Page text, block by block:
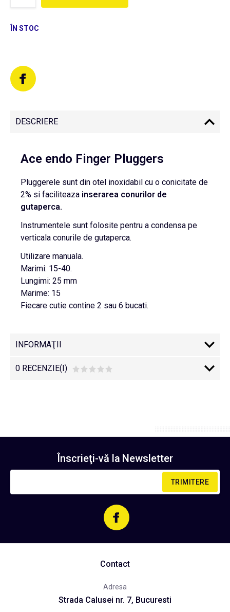
ÎN STOC
DESCRIERE
Ace endo Finger Pluggers
Pluggerele sunt din otel inoxidabil cu o conicitate de
2% si faciliteaza inserarea conurilor de
gutaperca.
Instrumentele sunt folosite pentru a condensa pe
verticala conurile de gutaperca.
Utilizare manuala.
Marimi: 15-40.
Lungimi: 25 mm
Marime: 15
Fiecare cutie contine 2 sau 6 bucati.
INFORMAŢII
0 RECENZIE(I)
Înscrieţi-vă la Newsletter
TRIMITERE
Contact
Adresa
Strada Calusei nr. 7, Bucuresti